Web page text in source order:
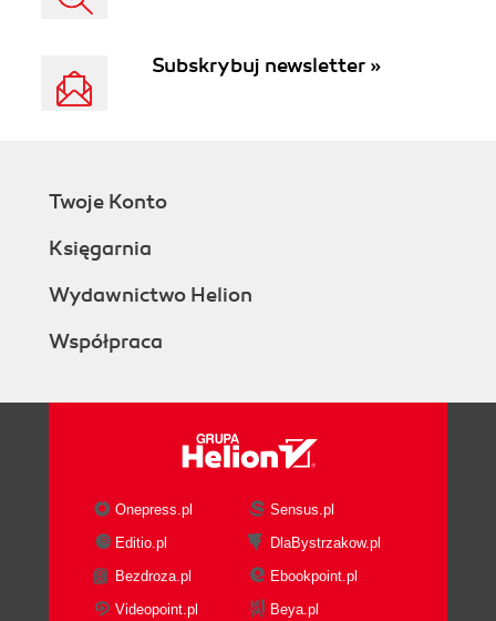
Subskrybuj newsletter »
Twoje Konto
Księgarnia
Wydawnictwo Helion
Współpraca
Onepress.pl
Sensus.pl
Editio.pl
DlaBystrzakow.pl
Bezdroza.pl
Ebookpoint.pl
Videopoint.pl
Beya.pl